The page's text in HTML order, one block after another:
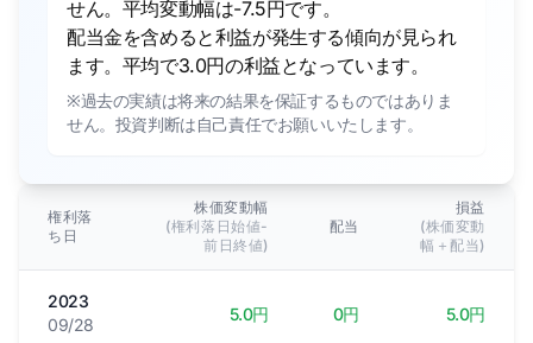
せん。平均変動幅は-7.5円です。
配当金を含めると利益が発生する傾向が見られ
ます。平均で3.0円の利益となっています。
※過去の実績は将来の結果を保証するものではありま
せん。投資判断は自己責任でお願いいたします。
権利落
ち日
株価変動幅
(権利落日始値-
前日終値)
配当
損益
(株価変動
幅＋配当)
2023
09/28
5.0円 0円 5.0円